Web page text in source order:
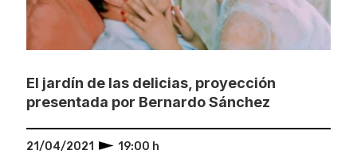
El jardín de las delicias, proyección
presentada por Bernardo Sánchez
21/04/2021
19:00 h